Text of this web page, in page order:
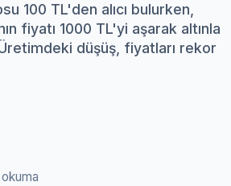
100 TL'den alıcı bulurken,
fiyatı 1000 TL'yi aşarak altınla
düşüş, fiyatları rekor